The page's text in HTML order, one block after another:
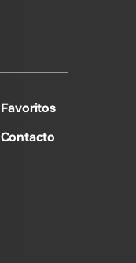
Favoritos
Contacto